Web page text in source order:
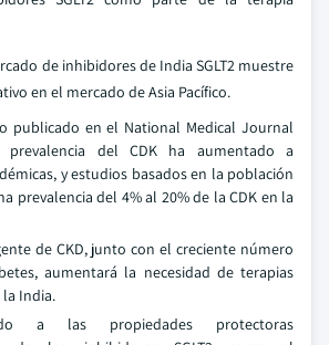
de inhibidores de India SGLT2 muestre
en el mercado de Asia Pacífico.
publicado en el National Medical Journal
del CDK ha aumentado a
y estudios basados en la población
prevalencia del 4% al 20% de la CDK en la
de CKD, junto con el creciente número
aumentará la necesidad de terapias
la India.
a las propiedades protectoras